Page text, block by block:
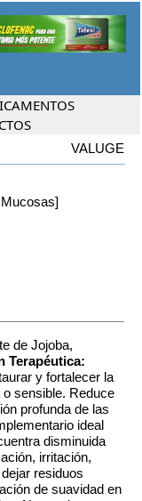
VALUGE
de Jojoba,
Terapéutica:
y fortalecer la
sensible. Reduce
profunda de las
ideal
disminuida
irritación,
residuos
de suavidad en